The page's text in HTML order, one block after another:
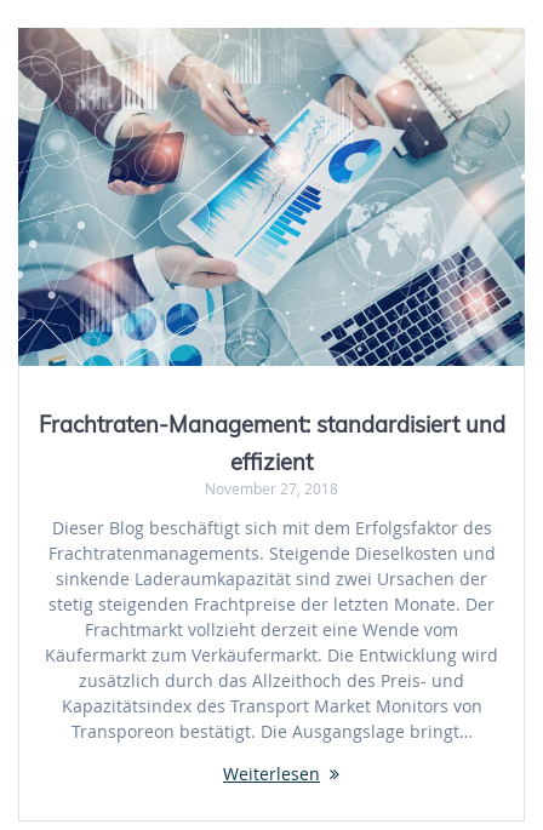
Frachtraten-Management: standardisiert und
effizient
November 27, 2018
Dieser Blog beschäftigt sich mit dem Erfolgsfaktor des
Frachtratenmanagements. Steigende Dieselkosten und
sinkende Laderaumkapazität sind zwei Ursachen der
stetig steigenden Frachtpreise der letzten Monate. Der
Frachtmarkt vollzieht derzeit eine Wende vom
Käufermarkt zum Verkäufermarkt. Die Entwicklung wird
zusätzlich durch das Allzeithoch des Preis- und
Kapazitätsindex des Transport Market Monitors von
Transporeon bestätigt. Die Ausgangslage bringt…
Weiterlesen